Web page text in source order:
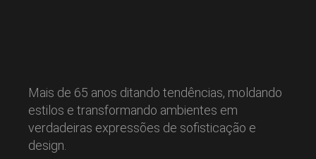
Mais de 65 anos ditando tendências, moldando
estilos e transformando ambientes em
verdadeiras expressões de sofisticação e
design.